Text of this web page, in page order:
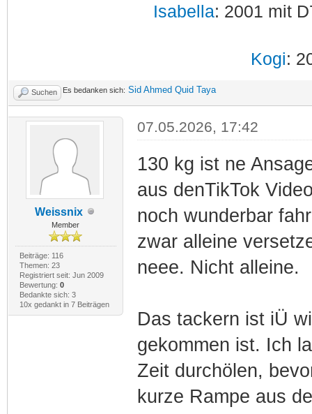
Isabella: 2001 mit
Kogi:
Suchen Es bedanken sich: Sid Ahmed Quid Taya
Weissnix
Member
Beiträge: 116
Themen: 23
Registriert seit: Jun 2009
Bewertung: 0
Bedankte sich: 3
10x gedankt in 7 Beiträgen
07.05.2026, 17:42
130 kg ist ne
aus denTikTok
noch wunderbar
zwar alleine
neee. Nicht alleine.
Das tackern ist iÜ
gekommen ist. Ich
Zeit durchölen,
kurze Rampe aus